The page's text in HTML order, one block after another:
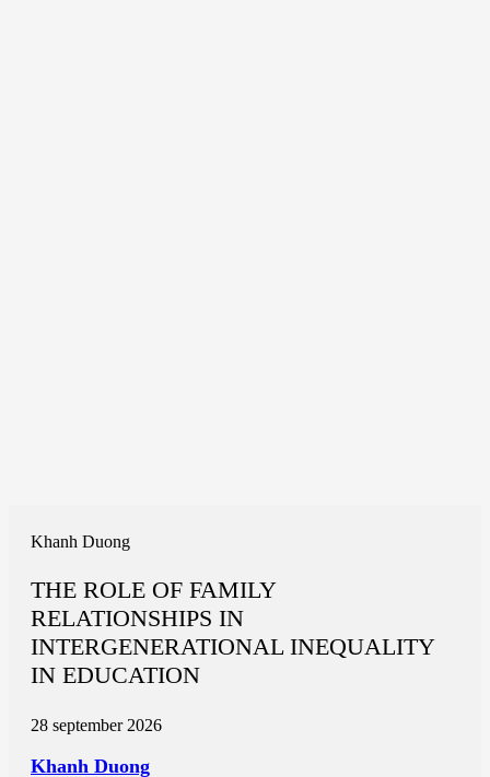
Khanh Duong
THE ROLE OF FAMILY
RELATIONSHIPS IN
INTERGENERATIONAL INEQUALITY
IN EDUCATION
28 september 2026
Khanh Duong